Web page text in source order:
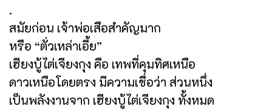
.
สมัยก่อน เจ้าพ่อเสือสำคัญมาก
หรือ “ตั่วเหล่าเอี้ย”
เฮียงบู้ไต่เจียงกุง คือ เทพที่คุมทิศเหนือ
ดาวเหนือโดยตรง มีความเชื่อว่า ส่วนหนึ่ง
เป็นพลังงานจาก เฮียงบู้ไต่เจียงกุง ทั้งหมด